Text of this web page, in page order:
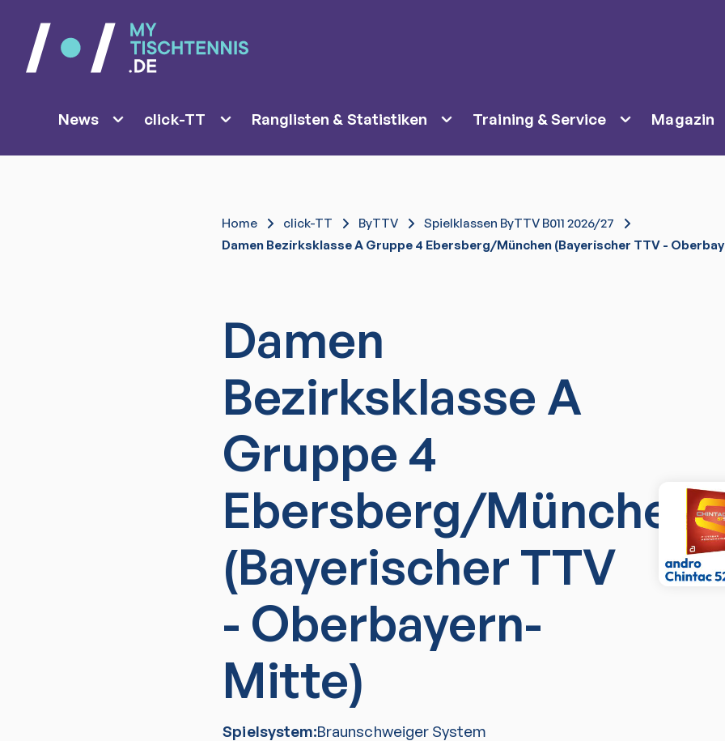
News click-TT Ranglisten & Statistiken Training & Service Magazin
Home click-TT ByTTV
Spielklassen ByTTV B011 2026/27
Damen Bezirksklasse A Gruppe 4 Ebersberg/München (Bayerischer TTV -
Damen
Bezirksklasse A
Gruppe 4
Ebersberg/München
(Bayerischer TTV
- Oberbayern-
Mitte)
Spielsystem:Braunschweiger System